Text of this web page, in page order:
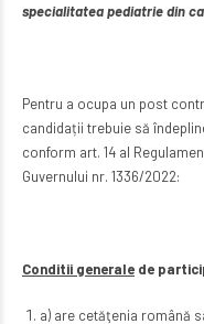
specialitatea pediatrie din
Pentru a ocupa un post
candidații trebuie să
conform art. 14 al
Guvernului nr. 1336/2022:
Conditii generale de
a) are cetăţenia română